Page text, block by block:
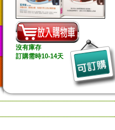
沒有庫存
訂購需時10-14天